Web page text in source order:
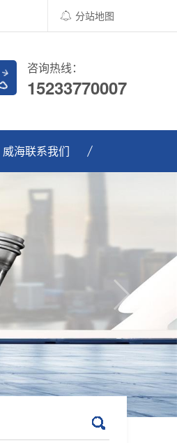
分站地图
咨询热线：
15233770007
威海联系我们